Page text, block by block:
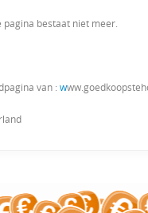
bestaat niet meer.
van : w